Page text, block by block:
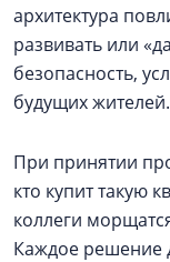
архитектура
развивать или
безопасность,
будущих жителей.
При принятии
кто купит такую
коллеги
Каждое решение